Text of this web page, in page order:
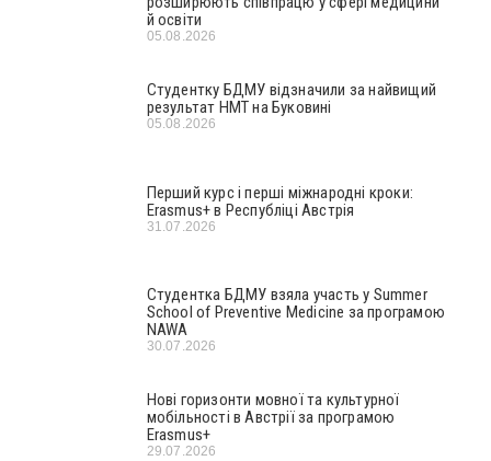
й освіти
05.08.2026
Студентку БДМУ відзначили за найвищий
результат НМТ на Буковині
05.08.2026
Перший курс і перші міжнародні кроки:
Erasmus+ в Республіці Австрія
31.07.2026
Студентка БДМУ взяла участь у Summer
School of Preventive Medicine за програмою
NAWA
30.07.2026
Нові горизонти мовної та культурної
мобільності в Австрії за програмою
Erasmus+
29.07.2026